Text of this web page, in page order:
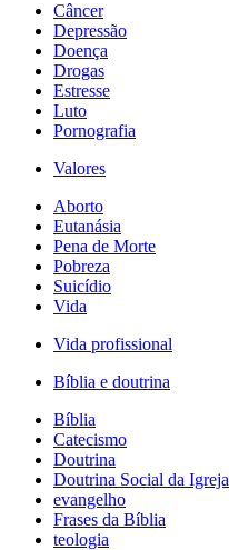
Câncer
Depressão
Doença
Drogas
Estresse
Luto
Pornografia
Valores
Aborto
Eutanásia
Pena de Morte
Pobreza
Suicídio
Vida
Vida profissional
Bíblia e doutrina
Bíblia
Catecismo
Doutrina
Doutrina Social da Igreja
evangelho
Frases da Bíblia
teologia